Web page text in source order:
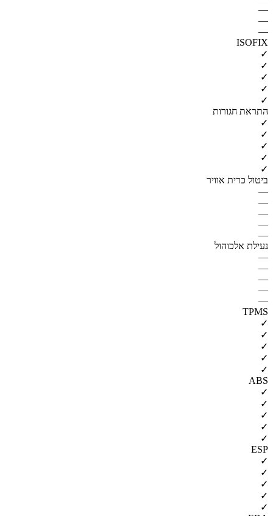
—
—
—
ISOFIX
✓
✓
✓
✓
✓
התראת חגורות
✓
✓
✓
✓
✓
ביטול כרית אוויר
—
—
—
—
—
נעילת אלכוהול
—
—
—
—
—
TPMS
✓
✓
✓
✓
✓
ABS
✓
✓
✓
✓
✓
ESP
✓
✓
✓
✓
✓